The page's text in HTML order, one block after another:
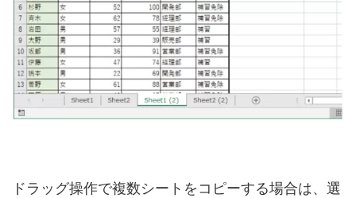
ドラッグ操作で複数シートをコピーする場合は、選